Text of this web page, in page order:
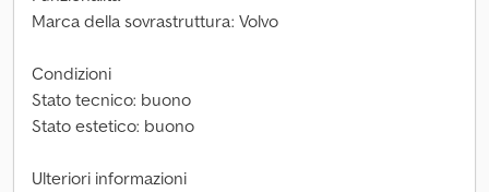
Marca della sovrastruttura: Volvo
Condizioni
Stato tecnico: buono
Stato estetico: buono
Ulteriori informazioni